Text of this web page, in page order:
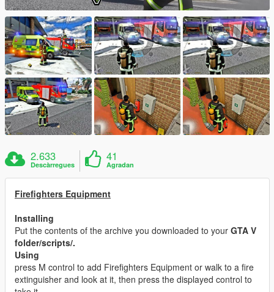
2.633
Descàrregues
41
Agradan
Firefighters Equipment
Installing
Put the contents of the archive you downloaded to your GTA V
folder/scripts/.
Using
press M control to add Firefighters Equipment or walk to a fire
extinguisher and look at it, then press the displayed control to